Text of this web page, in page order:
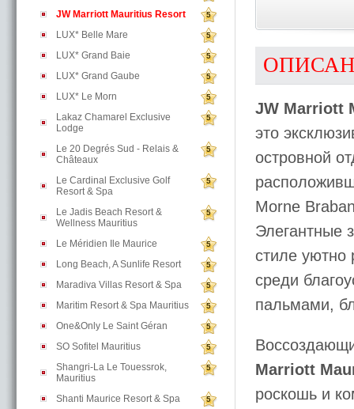
JW Marriott Mauritius Resort 5
LUX* Belle Mare 5
LUX* Grand Baie 5
LUX* Grand Gaube 5
LUX* Le Morn 5
Lakaz Chamarel Exclusive
Lodge
5
Le 20 Degrés Sud - Relais &
Châteaux
5
Le Cardinal Exclusive Golf
Resort & Spa
5
Le Jadis Beach Resort &
Wellness Mauritius
5
Le Méridien Ile Maurice 5
Long Beach, A Sunlife Resort 5
Maradiva Villas Resort & Spa 5
Maritim Resort & Spa Mauritius 5
One&Only Le Saint Géran 5
SO Sofitel Mauritius 5
Shangri-La Le Touessrok,
Mauritius
5
Shanti Maurice Resort & Spa 5
JW Marriott
это
островной
Morne
Элегантные
стиле уютно
среди
пальмами,
Marriott
роскошь и